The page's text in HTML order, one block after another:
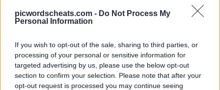
picwordscheats.com - Do Not Process My
Personal Information
If you wish to opt-out of the sale, sharing to third parties, or
processing of your personal or sensitive information for
targeted advertising by us, please use the below opt-out
section to confirm your selection. Please note that after your
opt-out request is processed you may continue seeing
Responder: rana, ojos, manchas